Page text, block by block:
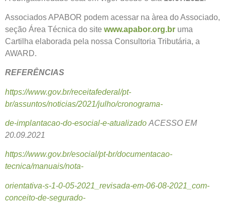
Associados APABOR podem acessar na àrea do Associado,
seção Área Técnica do site www.apabor.org.br uma
Cartilha elaborada pela nossa Consultoria Tributária, a
AWARD.
REFERÊNCIAS
https://www.gov.br/receitafederal/pt-
br/assuntos/noticias/2021/julho/cronograma-
de-implantacao-do-esocial-e-atualizado ACESSO EM
20.09.2021
https://www.gov.br/esocial/pt-br/documentacao-
tecnica/manuais/nota-
orientativa-s-1-0-05-2021_revisada-em-06-08-2021_com-
conceito-de-segurado-